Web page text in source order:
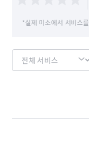
*실제 미소에서 서비스